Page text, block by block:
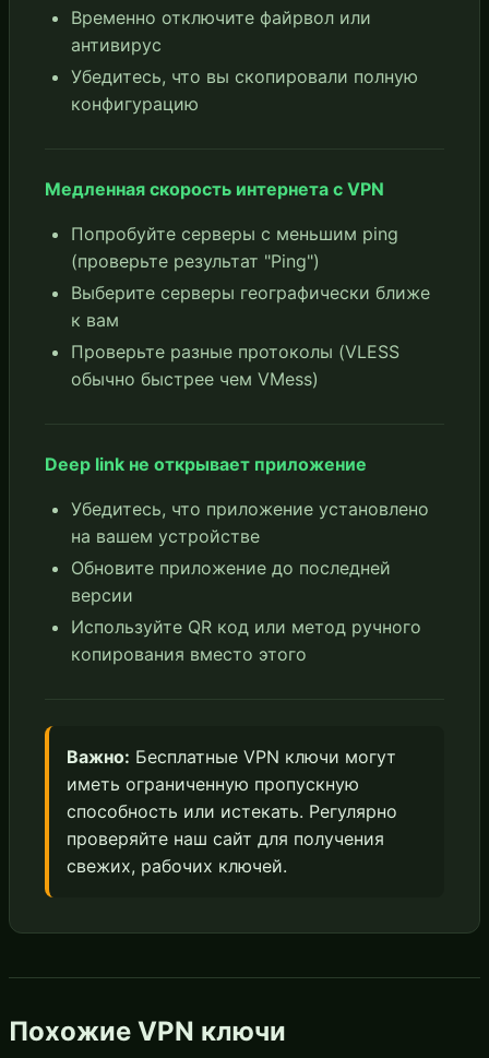
Временно отключите файрвол или
антивирус
Убедитесь, что вы скопировали полную
конфигурацию
Медленная скорость интернета с VPN
Попробуйте серверы с меньшим ping
(проверьте результат "Ping")
Выберите серверы географически ближе
к вам
Проверьте разные протоколы (VLESS
обычно быстрее чем VMess)
Deep link не открывает приложение
Убедитесь, что приложение установлено
на вашем устройстве
Обновите приложение до последней
версии
Используйте QR код или метод ручного
копирования вместо этого
Важно: Бесплатные VPN ключи могут
иметь ограниченную пропускную
способность или истекать. Регулярно
проверяйте наш сайт для получения
свежих, рабочих ключей.
Похожие VPN ключи